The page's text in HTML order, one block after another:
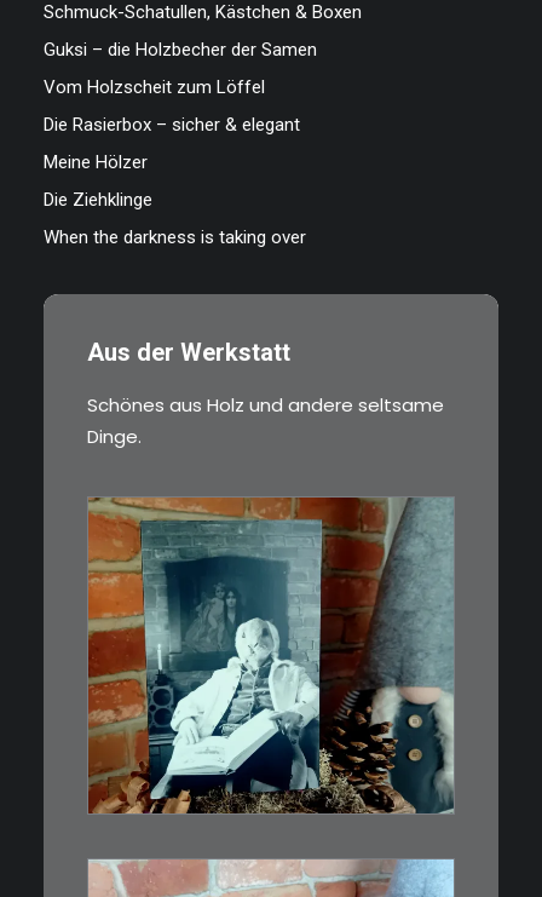
Schmuck-Schatullen, Kästchen & Boxen
Guksi – die Holzbecher der Samen
Vom Holzscheit zum Löffel
Die Rasierbox – sicher & elegant
Meine Hölzer
Die Ziehklinge
When the darkness is taking over
Aus der Werkstatt
Schönes aus Holz und andere seltsame
Dinge.
3,00
Limitierte Auflage. Original:
Abzug von 35mm…